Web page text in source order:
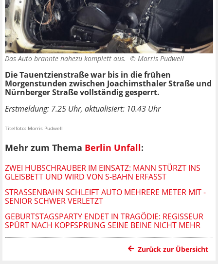
Das Auto brannte nahezu komplett aus. © Morris Pudwell
Die Tauentzienstraße war bis in die frühen
Morgenstunden zwischen Joachimsthaler Straße und
Nürnberger Straße vollständig gesperrt.
Erstmeldung: 7.25 Uhr, aktualisiert: 10.43 Uhr
Titelfoto: Morris Pudwell
Mehr zum Thema Berlin Unfall:
ZWEI HUBSCHRAUBER IM EINSATZ: MANN STÜRZT INS
GLEISBETT UND WIRD VON S-BAHN ERFASST
STRASSENBAHN SCHLEIFT AUTO MEHRERE METER MIT - S
ENIOR SCHWER VERLETZT
GEBURTSTAGSPARTY ENDET IN TRAGÖDIE: REGISSEUR
SPÜRT NACH KOPFSPRUNG SEINE BEINE NICHT MEHR
Zurück zur Übersicht